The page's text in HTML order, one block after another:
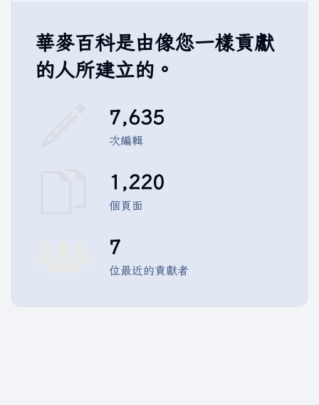
華麥百科是由像您一樣貢獻
的人所建立的。
7,635
次編輯
1,220
個頁面
7
位最近的貢獻者